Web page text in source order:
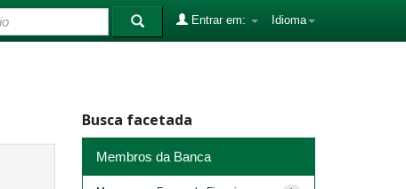
Idioma
Entrar em:
Busca facetada
Membros da Banca